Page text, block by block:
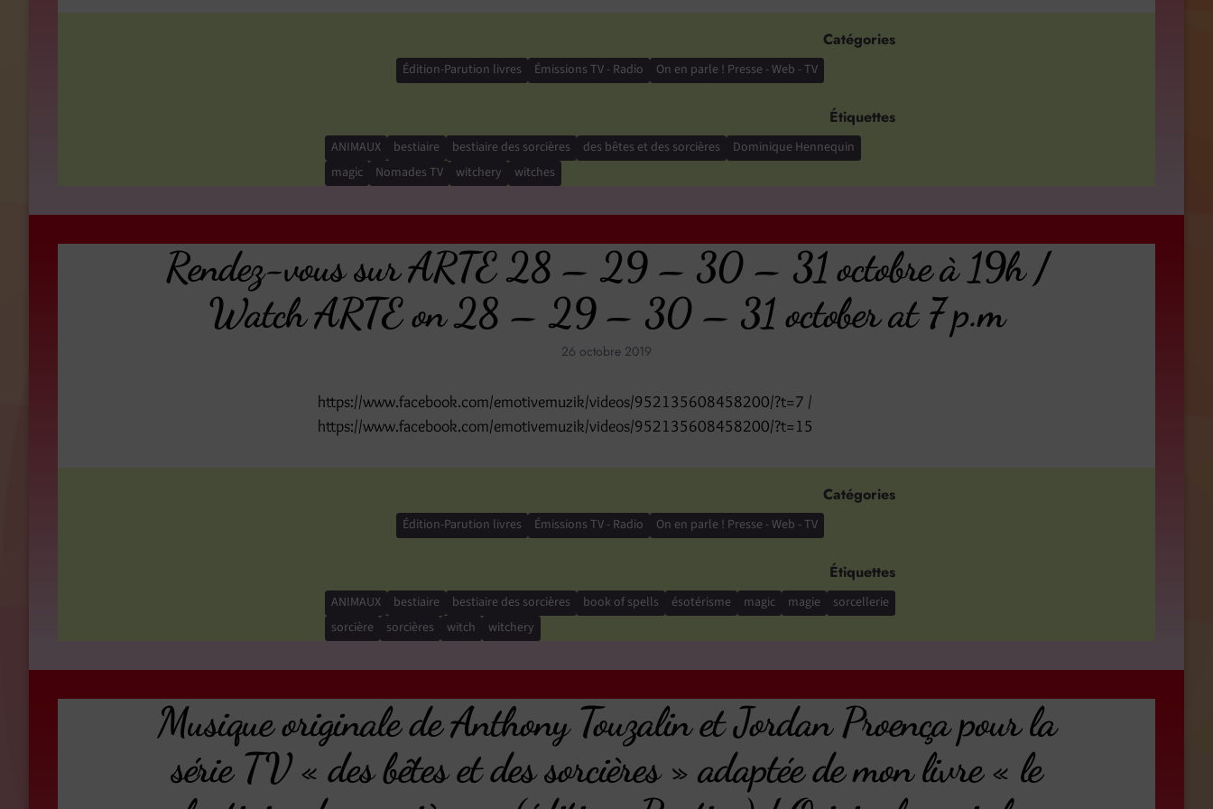
Catégories
Édition-Parution livres Émissions TV - Radio On en parle ! Presse - Web - TV
Étiquettes
ANIMAUX bestiaire bestiaire des sorcières des bêtes et des sorcières
Dominique Hennequin
magic
Nomades TV witchery witches
Rendez-vous sur ARTE 28 – 29 – 30 – 31 octobre à 19h /
Watch ARTE on 28 – 29 – 30 – 31 october at 7 p.m
26 octobre 2019
https://www.facebook.com/emotivemuzik/videos/952135608458200/?t=7 /
https://www.facebook.com/emotivemuzik/videos/952135608458200/?t=15
Catégories
Édition-Parution livres Émissions TV - Radio On en parle ! Presse - Web - TV
Étiquettes
ANIMAUX bestiaire bestiaire des sorcières book of spells ésotérisme magic magie
sorcellerie
sorcière
sorcières witch witchery
Musique originale de Anthony Touzalin et Jordan Proença pour la
série TV « des bêtes et des sorcières » adaptée de mon livre « le